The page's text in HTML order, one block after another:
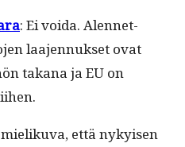
: Ei voi­da. Alen­net­
laa­jen­nuk­set ovat
takana ja EU on
että nykyisen